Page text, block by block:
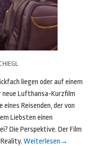
liegen oder auf einem
neue Lufthansa-Kurzfilm
eines Reisenden, der von
Liebsten einen
Die Perspektive. Der Film
Weiterlesen →